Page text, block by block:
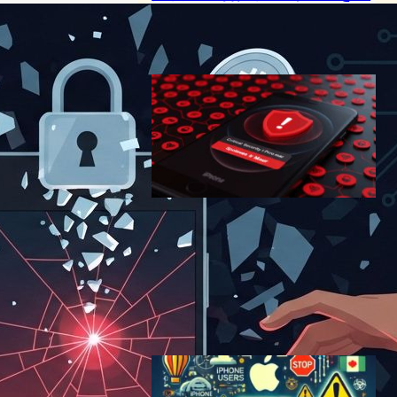
サイバーセキュリティニュース
2024年2月1日14:35
iPhone 17のMemory
Integrity Enforcementが登
場｜Appleスパイウェア警告
と最新セキュリティ対策
サイバーセキュリティニュース
Apple
iPhone
2025年9月12日18:56